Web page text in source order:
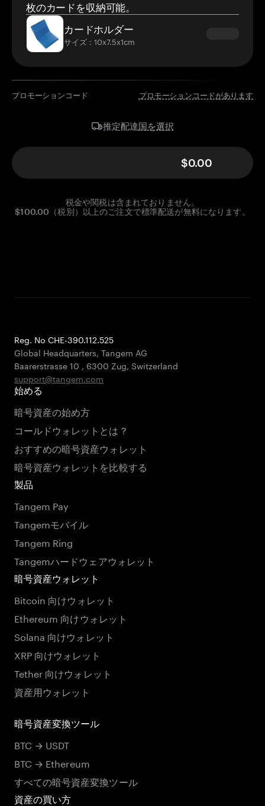
枚のカードを収納可能。
カードホルダー
サイズ：10x7.5x1cm
プロモーションコード プロモーションコードがあります
推定配達国を選択
$0.00
税金や関税は含まれておりません。
$100.00（税別）以上のご注文で標準配送が無料になります。
Reg. No CHE-390.112.525
Global Headquarters, Tangem AG
Baarerstrasse 10 , 6300 Zug, Switzerland
support@tangem.com
始める
暗号資産の始め方
コールドウォレットとは？
おすすめの暗号資産ウォレット
暗号資産ウォレットを比較する
製品
Tangem Pay
Tangemモバイル
Tangem Ring
Tangemハードウェアウォレット
暗号資産ウォレット
Bitcoin 向けウォレット
Ethereum 向けウォレット
Solana 向けウォレット
XRP 向けウォレット
Tether 向けウォレット
資産用ウォレット
暗号資産変換ツール
BTC → USDT
BTC → Ethereum
すべての暗号資産変換ツール
資産の買い方